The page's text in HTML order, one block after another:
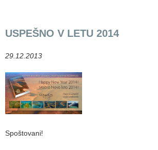
USPEŠNO V LETU 2014
29.12.2013
Spoštovani!